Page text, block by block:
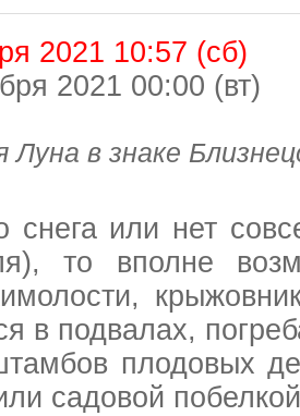
2021 10:57 (сб)
2021 00:00 (вт)
в знаке
снега или нет
то вполне
в подвалах,
плодовых
садовой